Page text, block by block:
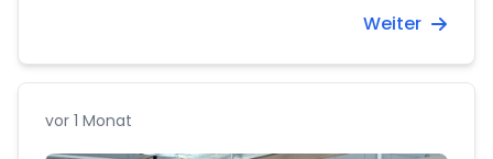
Weiter
vor 1 Monat